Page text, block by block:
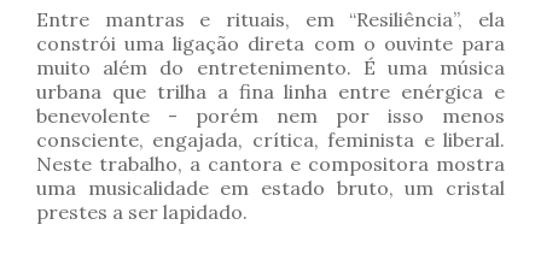
Entre mantras e rituais, em “Resiliência”, ela
constrói uma ligação direta com o ouvinte para
muito além do entretenimento. É uma música
urbana que trilha a fina linha entre enérgica e
benevolente - porém nem por isso menos
consciente, engajada, crítica, feminista e liberal.
Neste trabalho, a cantora e compositora mostra
uma musicalidade em estado bruto, um cristal
prestes a ser lapidado.